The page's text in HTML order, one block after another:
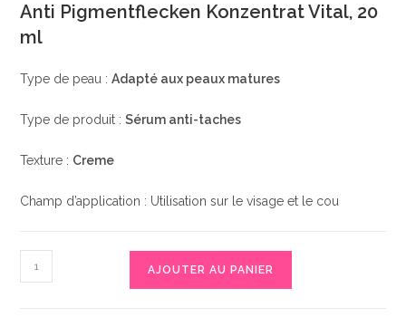
Anti Pigmentflecken Konzentrat Vital, 20
ml
Type de peau :Adapté aux peaux matures
Type de produit :Sérum anti-taches
Texture : Creme
Champ d’application : Utilisation sur le visage et le cou
de
AJOUTER AU PANIER